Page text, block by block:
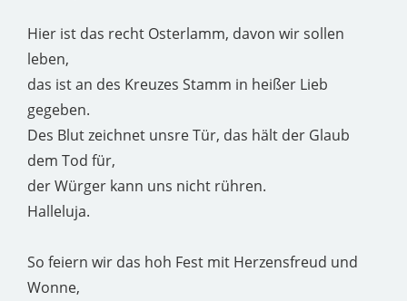
Hier ist das recht Osterlamm, davon wir sollen
leben,
das ist an des Kreuzes Stamm in heißer Lieb
gegeben.
Des Blut zeichnet unsre Tür, das hält der Glaub
dem Tod für,
der Würger kann uns nicht rühren.
Halleluja.
So feiern wir das hoh Fest mit Herzensfreud und
Wonne,